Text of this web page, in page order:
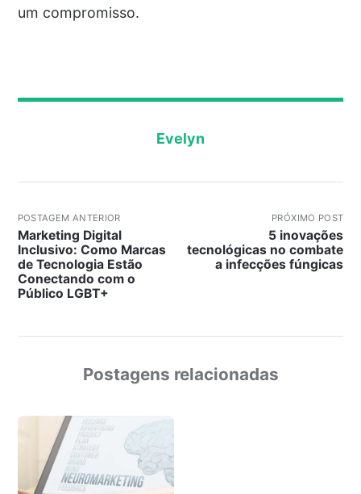
um compromisso.
Evelyn
POSTAGEM ANTERIOR
Marketing Digital
Inclusivo: Como Marcas
de Tecnologia Estão
Conectando com o
Público LGBT+
PRÓXIMO POST
5 inovações
tecnológicas no combate
a infecções fúngicas
Postagens relacionadas